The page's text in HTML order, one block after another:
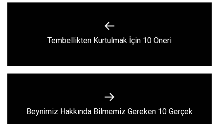
Previous
Tembellikten Kurtulmak İçin 10 Öneri
Next
Beynimiz Hakkında Bilmemiz Gereken 10 Gerçek